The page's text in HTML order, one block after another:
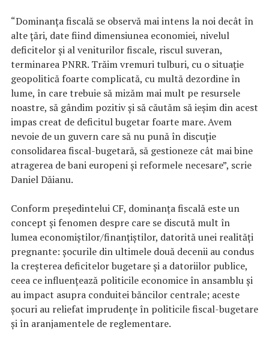
“Dominanţa fiscală se observă mai intens la noi decât în
alte ţări, date fiind dimensiunea economiei, nivelul
deficitelor şi al veniturilor fiscale, riscul suveran,
terminarea PNRR. Trăim vremuri tulburi, cu o situaţie
geopolitică foarte complicată, cu multă dezordine în
lume, în care trebuie să mizăm mai mult pe resursele
noastre, să gândim pozitiv şi să căutăm să ieşim din acest
impas creat de deficitul bugetar foarte mare. Avem
nevoie de un guvern care să nu pună în discuţie
consolidarea fiscal-bugetară, să gestioneze cât mai bine
atragerea de bani europeni şi reformele necesare”, scrie
Daniel Dăianu.
Conform preşedintelui CF, dominanţa fiscală este un
concept şi fenomen despre care se discută mult în
lumea economiştilor/finanţiştilor, datorită unei realităţi
pregnante: şocurile din ultimele două decenii au condus
la creşterea deficitelor bugetare şi a datoriilor publice,
ceea ce influenţează politicile economice în ansamblu şi
au impact asupra conduitei băncilor centrale; aceste
şocuri au reliefat imprudenţe în politicile fiscal-bugetare
şi în aranjamentele de reglementare.